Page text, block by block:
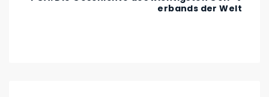
erbands der Welt